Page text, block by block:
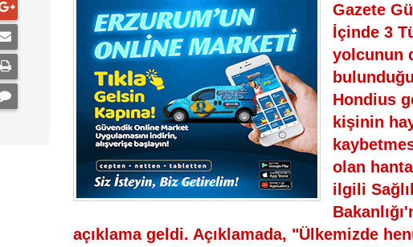
Gazete
İçinde 3
yolcunun
Hondius
kişinin
olan
ilgili
açıklama geldi. Açıklamada, "Ülkemizde